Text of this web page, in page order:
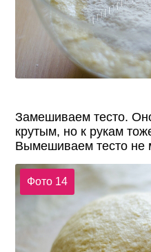
Замешиваем тесто.
крутым, но к рукам
Вымешиваем тесто не
Фото 14